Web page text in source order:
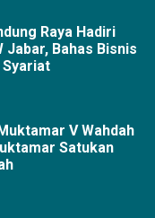
Raya Hadiri
Jabar, Bahas Bisnis
V Wahdah
Satukan